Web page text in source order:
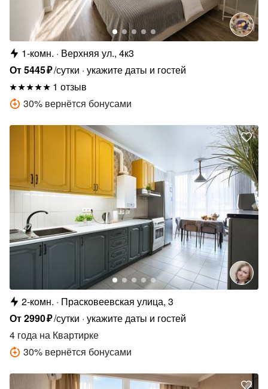
1-комн.
Верхняя ул., 4к3
От5445₽/сутки укажите даты и гостей
1 отзыв
30% вернётся бонусами
2-комн.
Прасковеевская улица, 3
От2990₽/сутки укажите даты и гостей
4 года на Квартирке
30% вернётся бонусами